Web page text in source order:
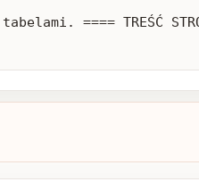
==== TREŚĆ STRONY